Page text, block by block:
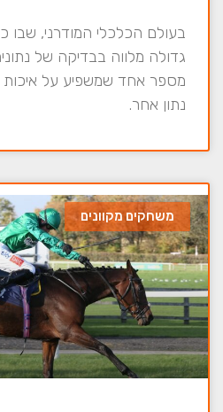
בעולם הכלכלי המודרני,
גדולה מלווה בבדיקה של
מספר אחד שמשפיע על איכות
נתון אחר.
משחקים מקוונים